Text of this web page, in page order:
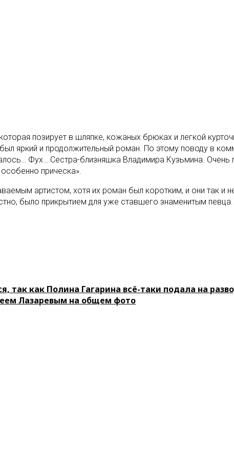
позирует в шляпке, кожаных брюках и легкой
яркий и продолжительный роман. По этому поводу в
Фух… Сестра-близняшка Владимира Кузьмина. Очень
прическа».
артистом, хотя их роман был коротким, и они так и
было прикрытием для уже ставшего знаменитым певца.
так как Полина Гагарина всё-таки подала на
Лазаревым на общем фото